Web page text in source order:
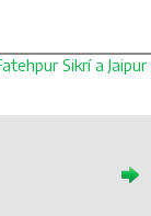
Sikrí a Jaipur